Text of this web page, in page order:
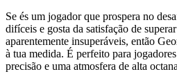
Se és um jogador que prospera no
difíceis e gosta da satisfação de
aparentemente insuperáveis, então
à tua medida. É perfeito para
precisão e uma atmosfera de alta